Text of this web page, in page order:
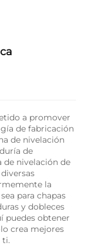
a promover
de fabricación
de nivelación
de
de nivelación de
la
para chapas
y dobleces
puedes obtener
crea mejores
ti.